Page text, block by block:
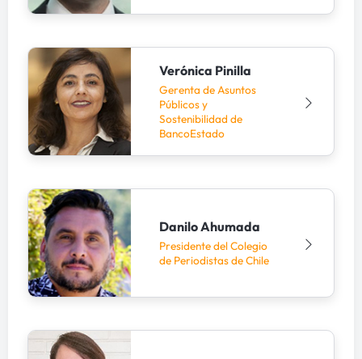
Verónica Pinilla
Gerenta de Asuntos
Públicos y
Sostenibilidad de
BancoEstado
Danilo Ahumada
Presidente del Colegio
de Periodistas de Chile